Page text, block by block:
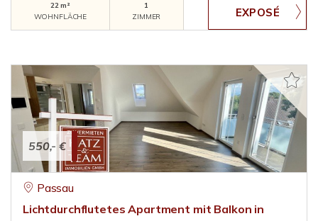
22 m²
WOHNFLÄCHE
1
ZIMMER
550,- €
Passau
Lichtdurchflutetes Apartment mit Balkon in